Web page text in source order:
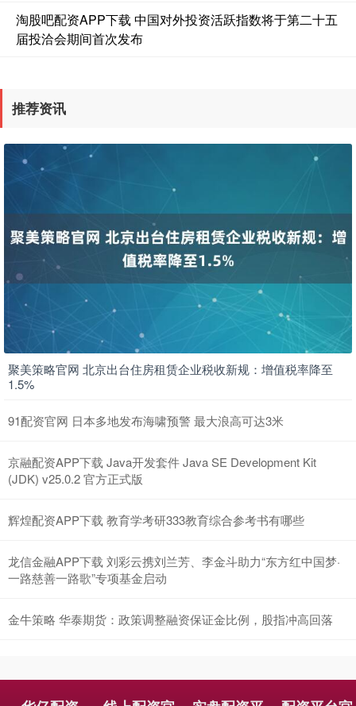
淘股吧配资APP下载 中国对外投资活跃指数将于第二十五
届投洽会期间首次发布
推荐资讯
聚美策略官网 北京出台住房租赁企业税收新规：增值税率降至
1.5%
91配资官网 日本多地发布海啸预警 最大浪高可达3米
京融配资APP下载 Java开发套件 Java SE Development Kit
(JDK) v25.0.2 官方正式版
辉煌配资APP下载 教育学考研333教育综合参考书有哪些
龙信金融APP下载 刘彩云携刘兰芳、李金斗助力“东方红中国梦·
一路慈善一路歌”专项基金启动
金牛策略 华泰期货：政策调整融资保证金比例，股指冲高回落